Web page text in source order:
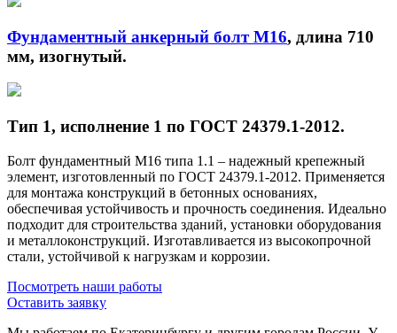
Фундаментный анкерный болт М16, длина 710
мм, изогнутый.
Тип 1, исполнение 1 по ГОСТ 24379.1-2012.
Болт фундаментный М16 типа 1.1 – надежный крепежный
элемент, изготовленный по ГОСТ 24379.1-2012. Применяется
для монтажа конструкций в бетонных основаниях,
обеспечивая устойчивость и прочность соединения. Идеально
подходит для строительства зданий, установки оборудования
и металлоконструкций. Изготавливается из высокопрочной
стали, устойчивой к нагрузкам и коррозии.
Посмотреть наши работы
Оставить заявку